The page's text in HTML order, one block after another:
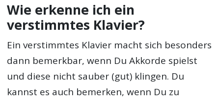
Wie erkenne ich ein
verstimmtes Klavier?
Ein verstimmtes Klavier macht sich besonders
dann bemerkbar, wenn Du Akkorde spielst
und diese nicht sauber (gut) klingen. Du
kannst es auch bemerken, wenn Du zu